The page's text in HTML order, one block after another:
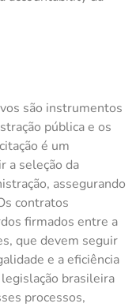
são instrumentos
pública e os
é um
a seleção da
assegurando
contratos
firmados entre a
que devem seguir
e a eficiência
brasileira
processos,